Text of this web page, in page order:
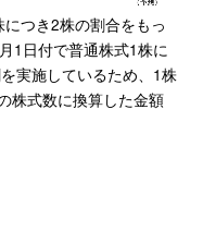
つき2株の割合をもっ
1日付で普通株式1株に
実施しているため、1株
株式数に換算した金額